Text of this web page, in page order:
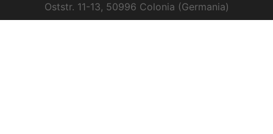
Oststr. 11-13, 50996 Colonia (Germania)